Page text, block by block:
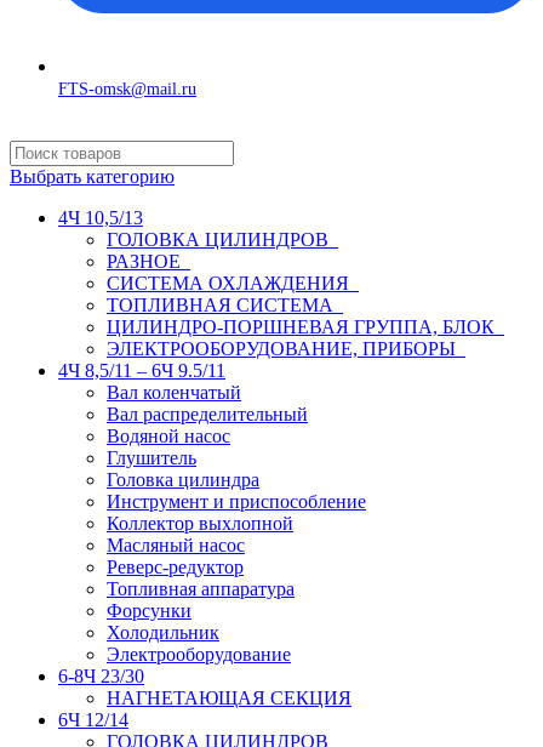
FTS-omsk@mail.ru
Выбрать категорию
4Ч 10,5/13
ГОЛОВКА ЦИЛИНДРОВ
РАЗНОЕ
СИСТЕМА ОХЛАЖДЕНИЯ
ТОПЛИВНАЯ СИСТЕМА
ЦИЛИНДРО-ПОРШНЕВАЯ ГРУППА, БЛОК
ЭЛЕКТРООБОРУДОВАНИЕ, ПРИБОРЫ
4Ч 8,5/11 – 6Ч 9.5/11
Вал коленчатый
Вал распределительный
Водяной насос
Глушитель
Головка цилиндра
Инструмент и приспособление
Коллектор выхлопной
Масляный насос
Реверс-редуктор
Топливная аппаратура
Форсунки
Холодильник
Электрооборудование
6-8Ч 23/30
НАГНЕТАЮЩАЯ СЕКЦИЯ
6Ч 12/14
ГОЛОВКА ЦИЛИНДРОВ